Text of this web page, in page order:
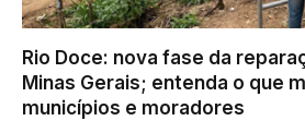
Rio Doce: nova fase da
Minas Gerais; entenda o que
municípios e moradores